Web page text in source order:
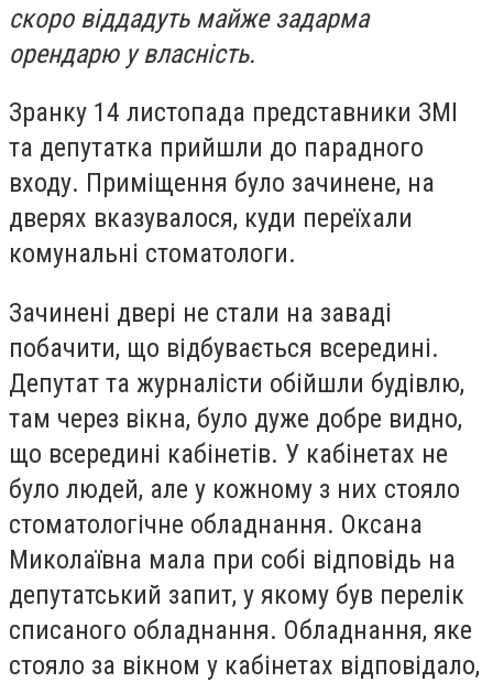
скоро віддадуть майже задарма
орендарю у власність.
Зранку 14 листопада представники ЗМІ
та депутатка прийшли до парадного
входу. Приміщення було зачинене, на
дверях вказувалося, куди переїхали
комунальні стоматологи.
Зачинені двері не стали на заваді
побачити, що відбувається всередині.
Депутат та журналісти обійшли будівлю,
там через вікна, було дуже добре видно,
що всередині кабінетів. У кабінетах не
було людей, але у кожному з них стояло
стоматологічне обладнання. Оксана
Миколаївна мала при собі відповідь на
депутатський запит, у якому був перелік
списаного обладнання. Обладнання, яке
стояло за вікном у кабінетах відповідало,